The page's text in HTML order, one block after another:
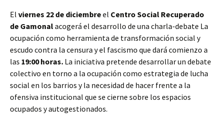
El viernes 22 de diciembreel Centro Social Recuperado
de Gamonalacogerá el desarrollo de una charla-debate La
ocupación como herramienta de transformación social y
escudo contra la censura y el fascismo que dará comienzo a
las 19:00 horas. La iniciativa pretende desarrollar un debate
colectivo en torno a la ocupación como estrategia de lucha
social en los barrios y la necesidad de hacer frente a la
ofensiva institucional que se cierne sobre los espacios
ocupados y autogestionados.